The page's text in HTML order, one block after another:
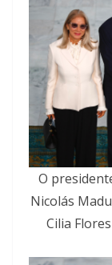
O
Nicolás
Cilia